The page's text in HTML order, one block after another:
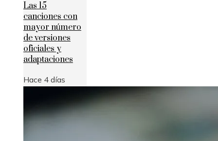
Las 15
canciones con
mayor número
de versiones
oficiales y
adaptaciones
Hace 4 días